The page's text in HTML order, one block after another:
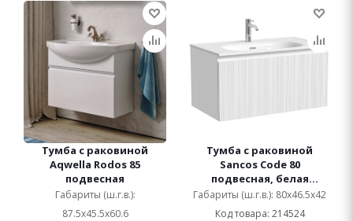
Тумба с раковиной
Aqwella Rodos 85
подвесная
Габариты (ш.г.в.):
87.5x45.5x60.6
Тумба с раковиной
Sancos Code 80
подвесная, белая
матовая, раковина белая
Габариты (ш.г.в.): 80x46.5x42
Код товара: 214524